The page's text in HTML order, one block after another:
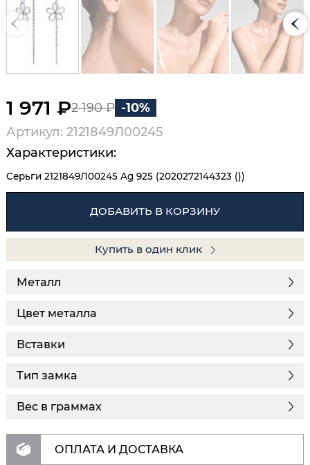
1 971 ₽2 190 ₽ -10%
Артикул: 2121849Л00245
Характеристики:
Серьги 2121849Л00245 Ag 925 (2020272144323 ())
ДОБАВИТЬ В КОРЗИНУ
Купить в один клик
Металл
Цвет металла
Вставки
Тип замка
Вес в граммах
ОПЛАТА И ДОСТАВКА